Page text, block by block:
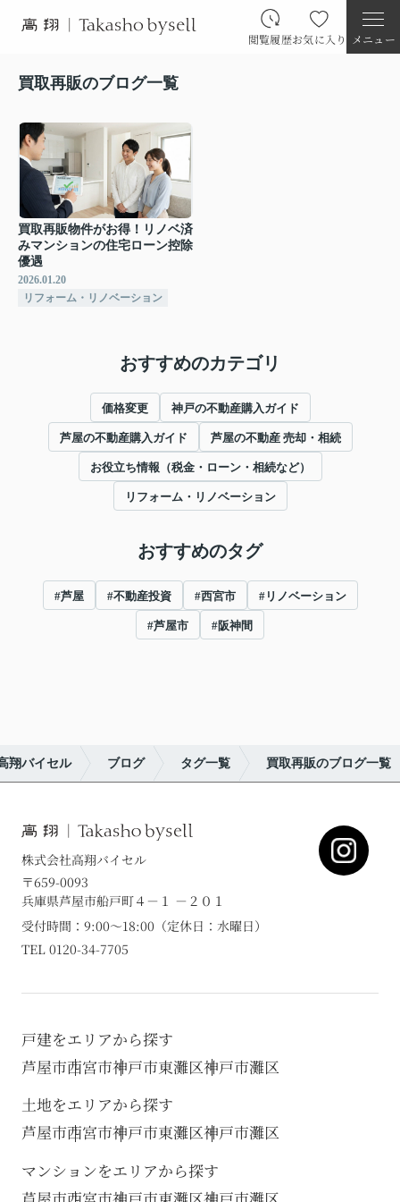
閲覧履歴お気に入り メニュー
買取再販のブログ一覧
買取再販物件がお得！リノベ済
みマンションの住宅ローン控除
優遇
2026.01.20
リフォーム・リノベーション
おすすめのカテゴリ
価格変更 神戸の不動産購入ガイド
芦屋の不動産購入ガイド 芦屋の不動産 売却・相続
お役立ち情報（税金・ローン・相続など）
リフォーム・リノベーション
おすすめのタグ
#芦屋 #不動産投資 #西宮市 #リノベーション
#芦屋市 #阪神間
翔バイセル ブログ タグ一覧 買取再販のブログ一覧
株式会社高翔バイセル
〒659-0093
兵庫県芦屋市船戸町４－１ －２０１
受付時間：9:00～18:00（定休日：水曜日）
TEL 0120-34-7705
戸建をエリアから探す
芦屋市西宮市神戸市東灘区神戸市灘区
土地をエリアから探す
芦屋市西宮市神戸市東灘区神戸市灘区
マンションをエリアから探す